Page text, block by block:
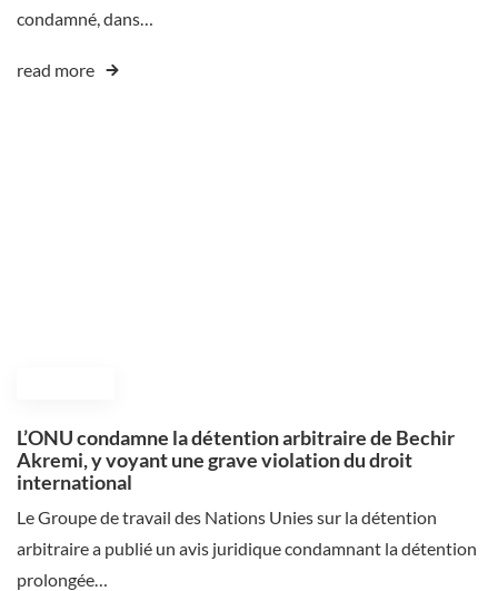
condamné, dans…
read more
L’ONU condamne la détention arbitraire de Bechir
Akremi, y voyant une grave violation du droit
international
Le Groupe de travail des Nations Unies sur la détention
arbitraire a publié un avis juridique condamnant la détention
prolongée…